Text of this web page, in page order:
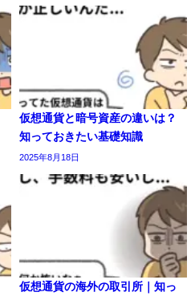
仮想通貨と暗号資産の違いは？
知っておきたい基礎知識
2025年8月18日
仮想通貨の海外の取引所｜知っ